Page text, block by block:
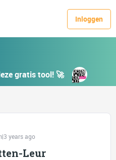
Inloggen
gratis tool! 🚀
years ago
Leur